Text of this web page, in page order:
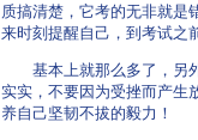
质搞清楚，它考的无非就是
来时刻提醒自己，到考试之
基本上就那么多了，另外
实实，不要因为受挫而产生
养自己坚韧不拔的毅力！